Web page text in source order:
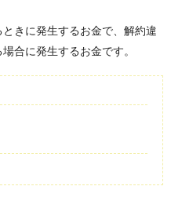
きに発生するお金で、解約違
合に発生するお金です。